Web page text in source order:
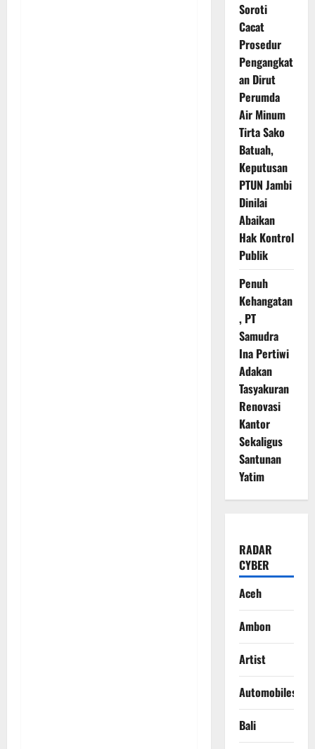
Soroti
Cacat
Prosedur
Pengangkat
an Dirut
Perumda
Air Minum
Tirta Sako
Batuah,
Keputusan
PTUN Jambi
Dinilai
Abaikan
Hak Kontrol
Publik
Penuh
Kehangatan
, PT
Samudra
Ina Pertiwi
Adakan
Tasyakuran
Renovasi
Kantor
Sekaligus
Santunan
Yatim
RADAR
CYBER
Aceh
Ambon
Artist
Automobiles
Bali